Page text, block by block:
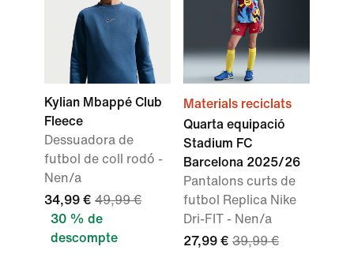
Kylian Mbappé Club
Fleece
Dessuadora de
futbol de coll rodó -
Nen/a
34,99 € 49,99 €
30 % de
descompte
Materials reciclats
Quarta equipació
Stadium FC
Barcelona 2025/26
Pantalons curts de
futbol Replica Nike
Dri-FIT - Nen/a
27,99 € 39,99 €